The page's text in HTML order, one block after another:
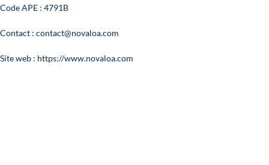
Code APE : 4791B
Contact : contact@novaloa.com
Site web : https://www.novaloa.com